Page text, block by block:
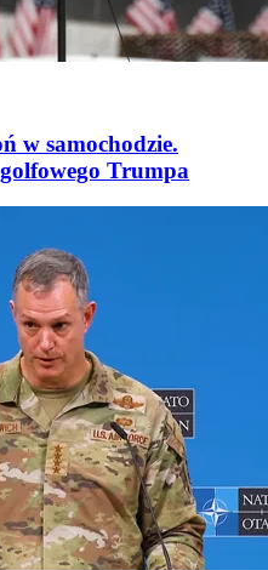
w samochodzie.
Trumpa